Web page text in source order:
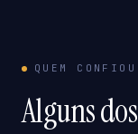
QUEM CONFIOU
Alguns